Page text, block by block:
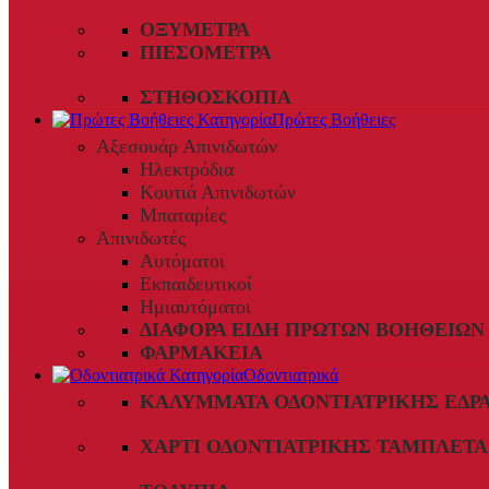
ΟΞΎΜΕΤΡΑ
ΠΙΕΣΌΜΕΤΡΑ
ΣΤΗΘΟΣΚΌΠΙΑ
Πρώτες Βοήθειες
Αξεσουάρ Απινιδωτών
Ηλεκτρόδια
Κουτιά Απινιδωτών
Μπαταρίες
Απινιδωτές
Αυτόματοι
Εκπαιδευτικοί
Ημιαυτόματοι
ΔΙΆΦΟΡΑ ΕΊΔΗ ΠΡΏΤΩΝ ΒΟΗΘΕΙΏΝ
ΦΑΡΜΑΚΕΊΑ
Οδοντιατρικά
ΚΑΛΎΜΜΑΤΑ ΟΔΟΝΤΙΑΤΡΙΚΉΣ
ΧΑΡΤΊ ΟΔΟΝΤΙΑΤΡΙΚΉΣ